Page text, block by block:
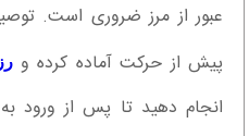
عبور از مرز ضروری است.
پیش از حرکت آماده کرده و
انجام دهید تا پس از ورود